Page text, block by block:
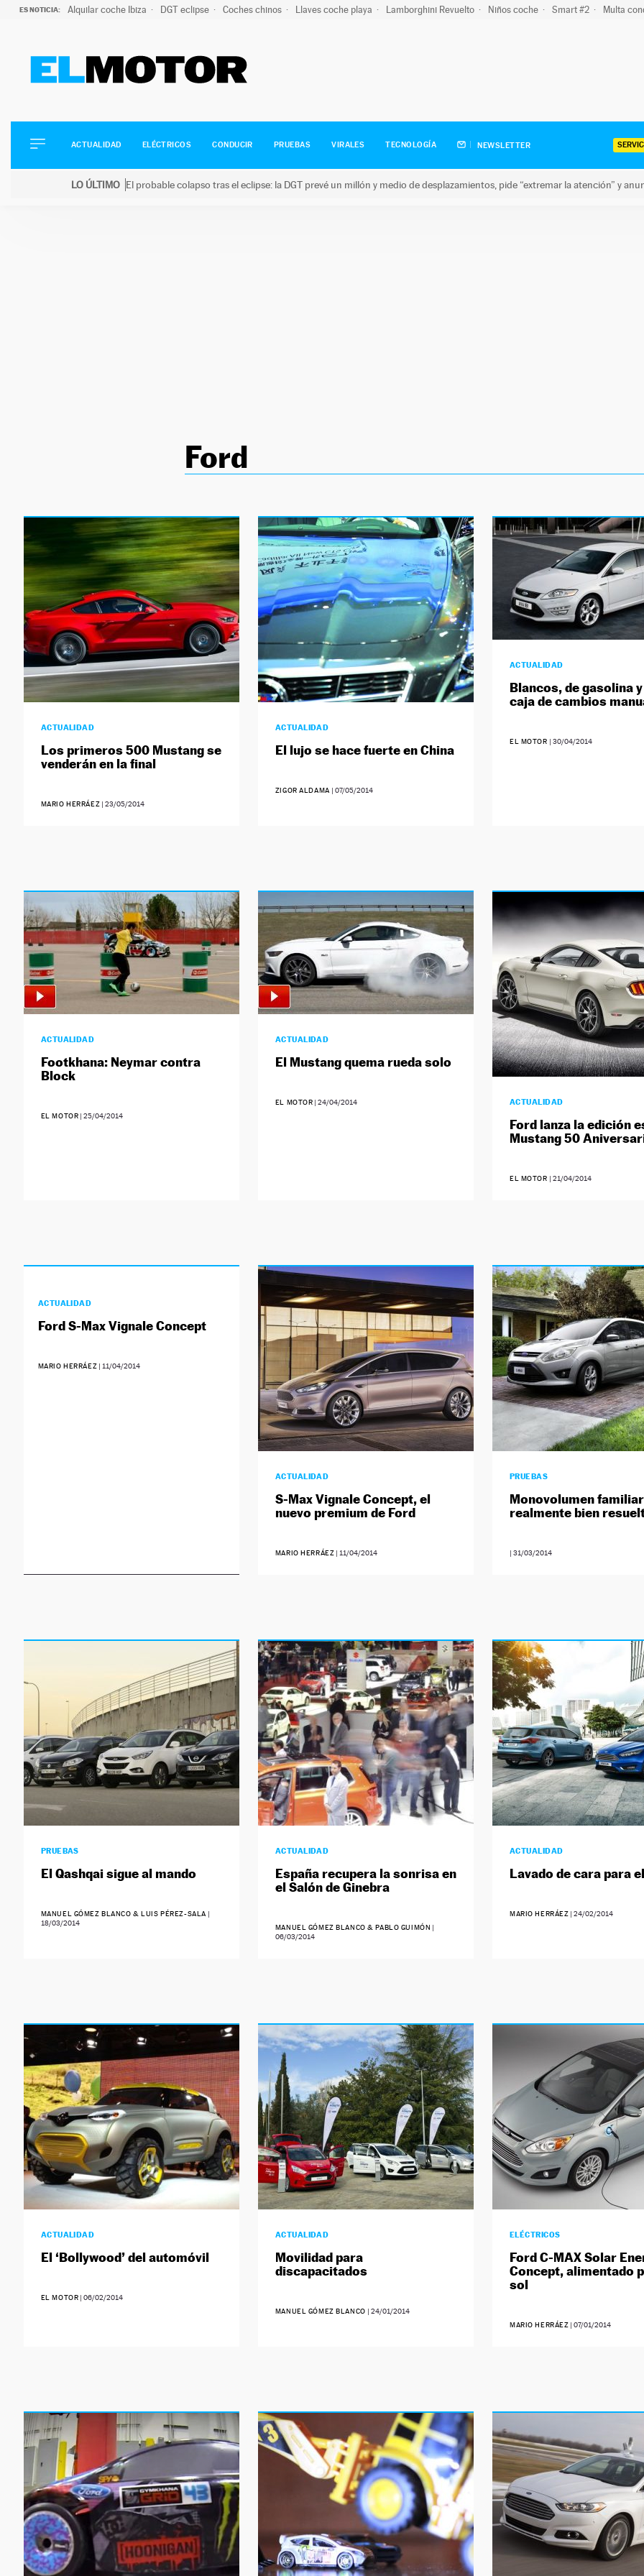
ES NOTICIA: Alquilar coche Ibiza DGT eclipse Coches chinos Llaves coche playa Lamborghini Revuelto Niños coche Smart #2 Multa
ELÉCTRICOS
CONDUCIR
ACTUALIDAD ELÉCTRICOS CONDUCIR PRUEBAS VIRALES TECNOLOGÍA NEWSLETTER
LO ÚLTIMO El probable colapso tras el eclipse: la DGT prevé un millón y medio de desplazamientos, pide “extremar la atención” y
Ford
ACTUALIDAD
Los primeros 500 Mustang se
venderán en la final
MARIO HERRÁEZ |23/05/2014
ACTUALIDAD
El lujo se hace fuerte en China
ZIGOR ALDAMA | 07/05/2014
ACTUALIDAD
Blancos, de gasolina
caja de cambios
EL MOTOR | 30/04/2014
ACTUALIDAD
Footkhana: Neymar contra
Block
EL MOTOR |25/04/2014
ACTUALIDAD
El Mustang quema rueda solo
EL MOTOR |24/04/2014 ACTUALIDAD
Ford lanza la edición
Mustang 50
EL MOTOR | 21/04/2014
ACTUALIDAD
Ford S-Max Vignale Concept
MARIO HERRÁEZ | 11/04/2014
ACTUALIDAD
S-Max Vignale Concept, el
nuevo premium de Ford
MARIO HERRÁEZ | 11/04/2014
PRUEBAS
Monovolumen familiar
realmente bien
| 31/03/2014
PRUEBAS
El Qashqai sigue al mando
MANUEL GÓMEZ BLANCO & LUIS PÉREZ-SALA |
18/03/2014
ACTUALIDAD
España recupera la sonrisa en
el Salón de Ginebra
MANUEL GÓMEZ BLANCO & PABLO GUIMÓN |
06/03/2014
ACTUALIDAD
Lavado de cara para
MARIO HERRÁEZ |24/02/2014
ACTUALIDAD
El ‘Bollywood’ del automóvil
EL MOTOR |06/02/2014
ACTUALIDAD
Movilidad para
discapacitados
MANUEL GÓMEZ BLANCO | 24/01/2014
ELÉCTRICOS
Ford C-MAX Solar
Concept, alimentado
sol
MARIO HERRÁEZ |07/01/2014